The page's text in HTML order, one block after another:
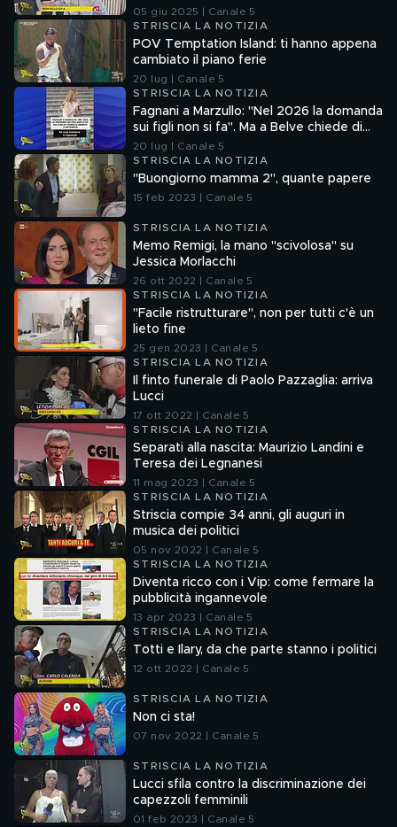
05 giu 2025 | Canale 5
STRISCIA LA NOTIZIA
POV Temptation Island: ti hanno appena
cambiato il piano ferie
20 lug | Canale 5
STRISCIA LA NOTIZIA
Fagnani a Marzullo: "Nel 2026 la domanda
sui figli non si fa". Ma a Belve chiede di
aborto e maternità
20 lug | Canale 5
STRISCIA LA NOTIZIA
"Buongiorno mamma 2", quante papere
15 feb 2023 | Canale 5
STRISCIA LA NOTIZIA
Memo Remigi, la mano "scivolosa" su
Jessica Morlacchi
26 ott 2022 | Canale 5
STRISCIA LA NOTIZIA
"Facile ristrutturare", non per tutti c'è un
lieto fine
25 gen 2023 | Canale 5
STRISCIA LA NOTIZIA
Il finto funerale di Paolo Pazzaglia: arriva
Lucci
17 ott 2022 | Canale 5
STRISCIA LA NOTIZIA
Separati alla nascita: Maurizio Landini e
Teresa dei Legnanesi
11 mag 2023 | Canale 5
STRISCIA LA NOTIZIA
Striscia compie 34 anni, gli auguri in
musica dei politici
05 nov 2022 | Canale 5
STRISCIA LA NOTIZIA
Diventa ricco con i Vip: come fermare la
pubblicità ingannevole
13 apr 2023 | Canale 5
STRISCIA LA NOTIZIA
Totti e Ilary, da che parte stanno i politici
12 ott 2022 | Canale 5
STRISCIA LA NOTIZIA
Non ci sta!
07 nov 2022 | Canale 5
STRISCIA LA NOTIZIA
Lucci sfila contro la discriminazione dei
capezzoli femminili
01 feb 2023 | Canale 5